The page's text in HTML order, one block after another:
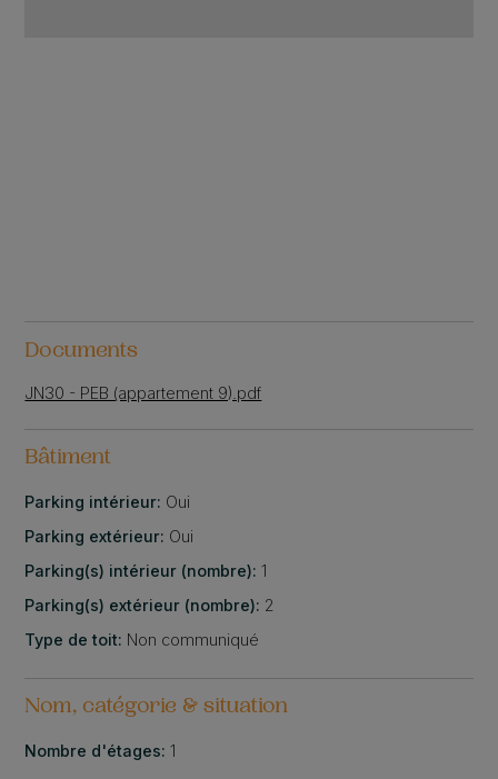
Documents
JN30 - PEB (appartement 9).pdf
Bâtiment
Parking intérieur: Oui
Parking extérieur: Oui
Parking(s) intérieur (nombre): 1
Parking(s) extérieur (nombre): 2
Type de toit: Non communiqué
Nom, catégorie & situation
Nombre d'étages: 1